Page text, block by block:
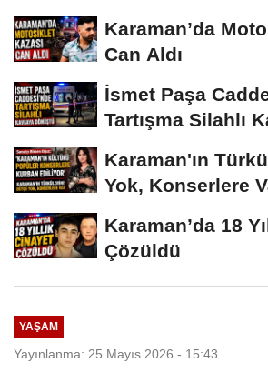
Karaman’da
Can Aldı
İsmet Paşa
Tartışma Silahlı
Karaman'ın
Yok, Konserlere
Karaman’da 18
Çözüldü
YAŞAM
Yayınlanma: 25 Mayıs 2026 - 15:43